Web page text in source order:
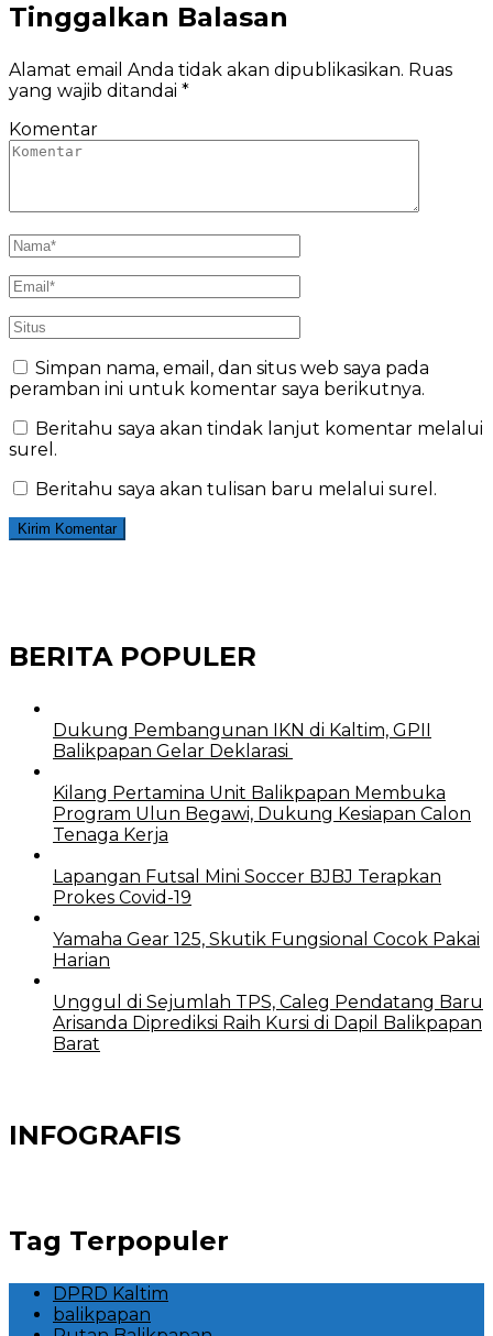
Tinggalkan Balasan
Alamat email Anda tidak akan dipublikasikan. Ruas
yang wajib ditandai *
Komentar
Simpan nama, email, dan situs web saya pada
peramban ini untuk komentar saya berikutnya.
Beritahu saya akan tindak lanjut komentar melalui
surel.
Beritahu saya akan tulisan baru melalui surel.
BERITA POPULER
Dukung Pembangunan IKN di Kaltim, GPII
Balikpapan Gelar Deklarasi
Kilang Pertamina Unit Balikpapan Membuka
Program Ulun Begawi, Dukung Kesiapan Calon
Tenaga Kerja
Lapangan Futsal Mini Soccer BJBJ Terapkan
Prokes Covid-19
Yamaha Gear 125, Skutik Fungsional Cocok Pakai
Harian
Unggul di Sejumlah TPS, Caleg Pendatang Baru
Arisanda Diprediksi Raih Kursi di Dapil Balikpapan
Barat
INFOGRAFIS
Tag Terpopuler
DPRD Kaltim
balikpapan